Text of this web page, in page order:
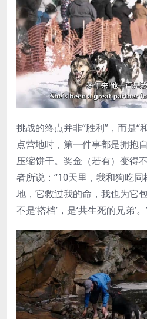
挑战的终点并非“胜利”，而是“
点营地时，第一件事都是拥抱
压缩饼干。奖金（若有）变得
者所说：“10天里，我和狗吃
地，它救过我的命，我也为
不是‘搭档’，是‘共生死的兄弟’。